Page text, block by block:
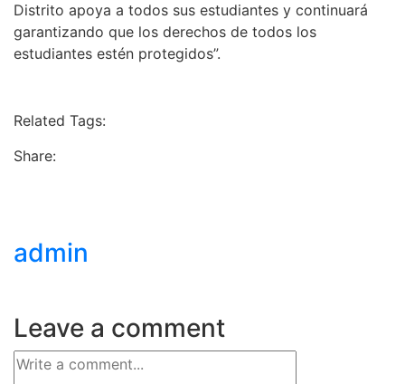
Distrito apoya a todos sus estudiantes y continuará
garantizando que los derechos de todos los
estudiantes estén protegidos”.
Related Tags:
Share:
admin
Leave a comment